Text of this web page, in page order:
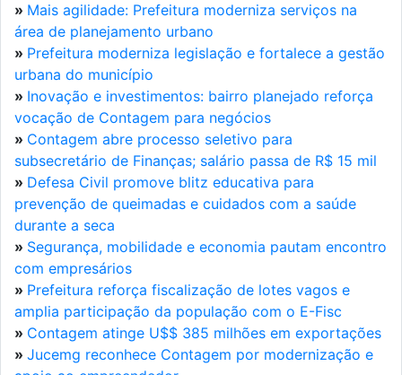
» Mais agilidade: Prefeitura moderniza serviços na
área de planejamento urbano
» Prefeitura moderniza legislação e fortalece a gestão
urbana do município
» Inovação e investimentos: bairro planejado reforça
vocação de Contagem para negócios
» Contagem abre processo seletivo para
subsecretário de Finanças; salário passa de R$ 15 mil
» Defesa Civil promove blitz educativa para
prevenção de queimadas e cuidados com a saúde
durante a seca
» Segurança, mobilidade e economia pautam encontro
com empresários
» Prefeitura reforça fiscalização de lotes vagos e
amplia participação da população com o E-Fisc
» Contagem atinge U$$ 385 milhões em exportações
» Jucemg reconhece Contagem por modernização e